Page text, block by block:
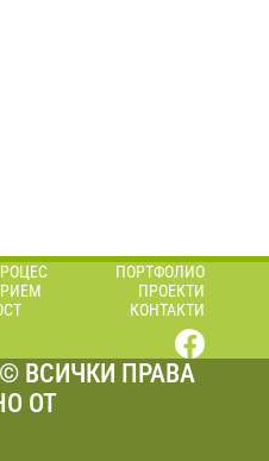
ПОРТФОЛИО
ПРОЕКТИ
КОНТАКТИ
© ВСИЧКИ ПРАВА
ОТ